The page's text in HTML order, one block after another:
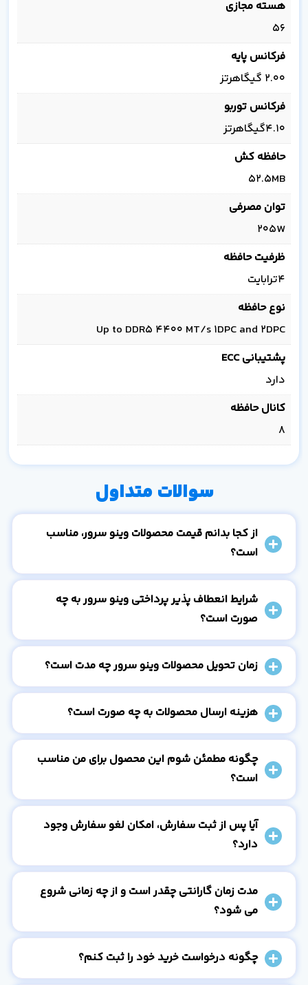
هسته مجازی
56
فرکانس پایه
2.00 گیگاهرتز
فرکانس توربو
4.10گیگاهرتز
حافظه کش
52.5MB
توان مصرفی
205W
ظرفیت حافظه
4ترابایت
نوع حافظه
Up to DDR5 4400 MT/s 1DPC and 2DPC
پشتیبانی ECC
دارد
کانال حافظه
8
سوالات متداول
از کجا بدانم قیمت محصولات وینو سرور، مناسب
است؟
شرایط انعطاف پذیر پرداختی وینو سرور به چه
صورت است؟
زمان تحویل محصولات وینو سرور چه مدت است؟
هزینه ارسال محصولات به چه صورت است؟
چگونه مطمئن شوم این محصول برای من مناسب
است؟
آیا پس از ثبت سفارش، امکان لغو سفارش وجود
دارد؟
مدت زمان گارانتی چقدر است و از چه زمانی شروع
می شود؟
چگونه درخواست خرید خود را ثبت کنم؟